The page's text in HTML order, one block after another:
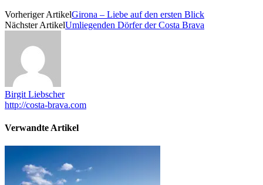
Vorheriger ArtikelGirona – Liebe auf den ersten Blick
Nächster ArtikelUmliegenden Dörfer der Costa Brava
Birgit Liebscher
http://costa-brava.com
Verwandte Artikel